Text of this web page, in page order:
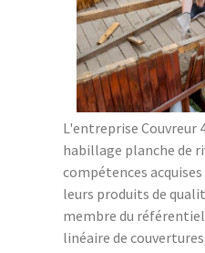
L'entreprise Couvreur
habillage planche de
compétences
leurs produits de
membre du
linéaire de